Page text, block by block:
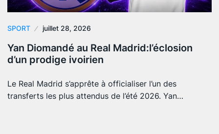
SPORT juillet 28, 2026
Yan Diomandé au Real Madrid:l’éclosion
d’un prodige ivoirien
Le Real Madrid s’apprête à officialiser l’un des
transferts les plus attendus de l’été 2026. Yan…